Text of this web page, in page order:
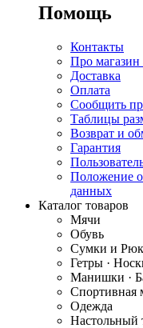
Помощь
Контакты
Про магазин
Доставка
Оплата
Сообщить
Таблицы
Возврат и
Гарантия
Положение
данных
Каталог товаров
Мячи
Обувь
Сумки и
Гетры ·
Манишки ·
Спортивная
Одежда
Настольный